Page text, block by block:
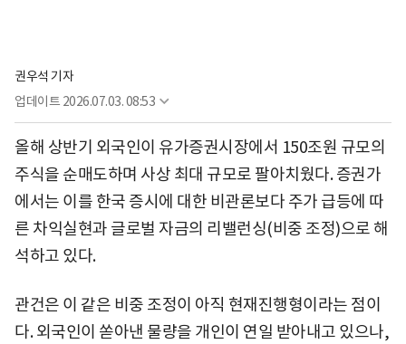
권우석 기자
업데이트 2026.07.03. 08:53
올해 상반기 외국인이 유가증권시장에서 150조원 규모의
주식을 순매도하며 사상 최대 규모로 팔아치웠다. 증권가
에서는 이를 한국 증시에 대한 비관론보다 주가 급등에 따
른 차익실현과 글로벌 자금의 리밸런싱(비중 조정)으로 해
석하고 있다.
관건은 이 같은 비중 조정이 아직 현재진행형이라는 점이
다. 외국인이 쏟아낸 물량을 개인이 연일 받아내고 있으나,